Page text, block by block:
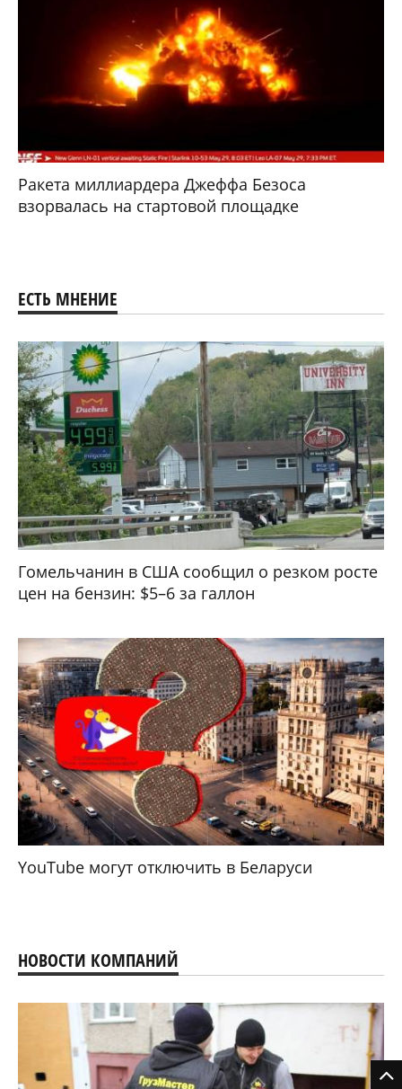
Ракета миллиардера Джеффа Безоса
взорвалась на стартовой площадке
ЕСТЬ МНЕНИЕ
Гомельчанин в США сообщил о резком росте
цен на бензин: $5–6 за галлон
YouTube могут отключить в Беларуси
НОВОСТИ КОМПАНИЙ